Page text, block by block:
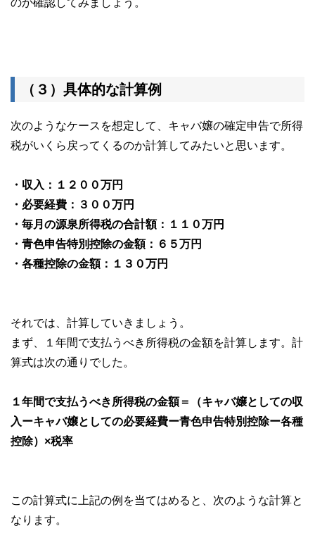
のか確認してみましょう。
（３）具体的な計算例
次のようなケースを想定して、キャバ嬢の確定申告で所得
税がいくら戻ってくるのか計算してみたいと思います。
・収入：１２００万円
・必要経費：３００万円
・毎月の源泉所得税の合計額：１１０万円
・青色申告特別控除の金額：６５万円
・各種控除の金額：１３０万円
それでは、計算していきましょう。
まず、１年間で支払うべき所得税の金額を計算します。計
算式は次の通りでした。
１年間で支払うべき所得税の金額＝（キャバ嬢としての収
入ーキャバ嬢としての必要経費ー青色申告特別控除ー各種
控除）×税率
この計算式に上記の例を当てはめると、次のような計算と
なります。